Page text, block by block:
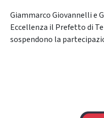
Giammarco Giovannelli e
Eccellenza il Prefetto di
sospendono la